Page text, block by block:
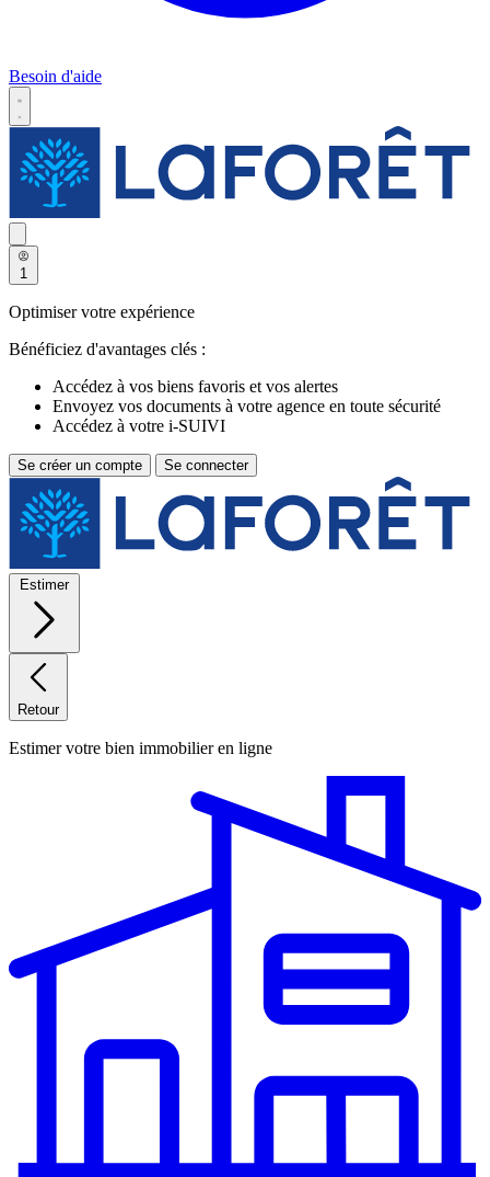
Besoin d'aide
1
Optimiser votre expérience
Bénéficiez d'avantages clés :
Accédez à vos biens favoris et vos alertes
Envoyez vos documents à votre agence en toute sécurité
Accédez à votre i-SUIVI
Se créer un compte Se connecter
Estimer
Retour
Estimer votre bien immobilier en ligne